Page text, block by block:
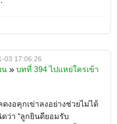
03 17:06:26
น
บทที่ 394 ไปแหย่ใครเข้า
งอคุกเข่าลงอย่างช่วยไม่ได้
ดว่า “ลูกยินดียอมรับ